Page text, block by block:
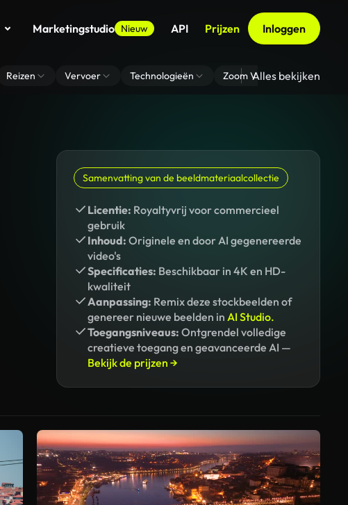
Marketingstudio Nieuw API Prijzen Inloggen
Reizen Vervoer Technologieën Zoom Virtuele
Alles bekijken
Samenvatting van de beeldmateriaalcollectie
Licentie: Royaltyvrij voor commercieel
gebruik
Inhoud: Originele en door AI gegenereerde
video's
Specificaties: Beschikbaar in 4K en HD-
kwaliteit
Aanpassing: Remix deze stockbeelden of
genereer nieuwe beelden in AI Studio.
Toegangsniveaus: Ontgrendel volledige
creatieve toegang en geavanceerde AI —
Bekijk de prijzen →